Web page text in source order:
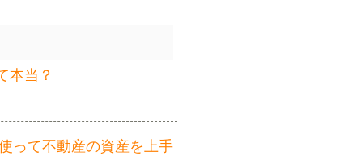
本当？
って不動産の資産を上手